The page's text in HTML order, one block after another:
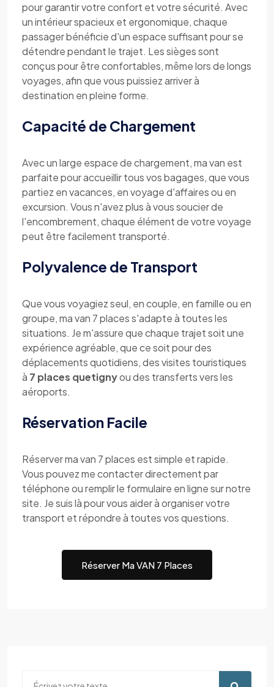
pour garantir votre confort et votre sécurité. Avec
un intérieur spacieux et ergonomique, chaque
passager bénéficie d'un espace suffisant pour se
détendre pendant le trajet. Les sièges sont
conçus pour être confortables, même lors de longs
voyages, afin que vous puissiez arriver à
destination en pleine forme.
Capacité de Chargement
Avec un large espace de chargement, ma van est
parfaite pour accueillir tous vos bagages, que vous
partiez en vacances, en voyage d'affaires ou en
excursion. Vous n'avez plus à vous soucier de
l'encombrement, chaque élément de votre voyage
peut être facilement transporté.
Polyvalence de Transport
Que vous voyagiez seul, en couple, en famille ou en
groupe, ma van 7 places s'adapte à toutes les
situations. Je m'assure que chaque trajet soit une
expérience agréable, que ce soit pour des
déplacements quotidiens, des visites touristiques
à 7 places quetignyou des transferts vers les
aéroports.
Réservation Facile
Réserver ma van 7 places est simple et rapide.
Vous pouvez me contacter directement par
téléphone ou remplir le formulaire en ligne sur notre
site. Je suis là pour vous aider à organiser votre
transport et répondre à toutes vos questions.
Réserver Ma VAN 7 Places